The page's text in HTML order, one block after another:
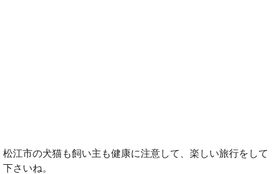
松江市の犬猫も飼い主も健康に注意して、楽しい旅行をして
下さいね。